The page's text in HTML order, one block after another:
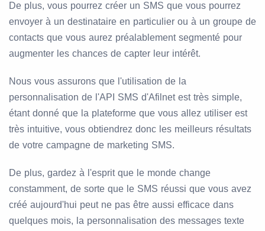
De plus, vous pourrez créer un SMS que vous pourrez
envoyer à un destinataire en particulier ou à un groupe de
contacts que vous aurez préalablement segmenté pour
augmenter les chances de capter leur intérêt.
Nous vous assurons que l'utilisation de la
personnalisation de l'API SMS d'Afilnet est très simple,
étant donné que la plateforme que vous allez utiliser est
très intuitive, vous obtiendrez donc les meilleurs résultats
de votre campagne de marketing SMS.
De plus, gardez à l'esprit que le monde change
constamment, de sorte que le SMS réussi que vous avez
créé aujourd'hui peut ne pas être aussi efficace dans
quelques mois, la personnalisation des messages texte